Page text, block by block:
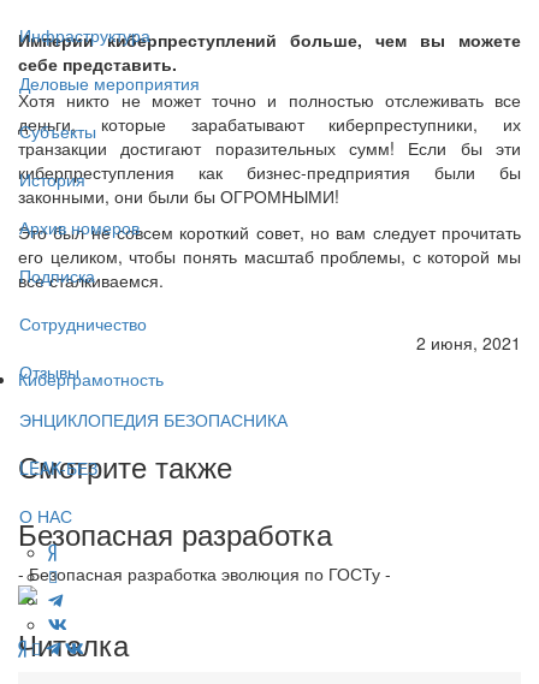
Инфраструктура
Деловые мероприятия
Субъекты
История
Архив номеров
Подписка
Сотрудничество
Отзывы
ЭНЦИКЛОПЕДИЯ БЕЗОПАСНИКА
LEAK-БЕЗ
О НАС
Империи киберпреступлений больше, чем вы можете
себе представить.
Хотя никто не может точно и полностью отслеживать все
деньги, которые зарабатывают киберпреступники, их
транзакции достигают поразительных сумм! Если бы эти
киберпреступления как бизнес-предприятия были бы
законными, они были бы ОГРОМНЫМИ!
Это был не совсем короткий совет, но вам следует прочитать
его целиком, чтобы понять масштаб проблемы, с которой мы
все сталкиваемся.
2 июня, 2021
Киберграмотность
Смотрите также
Безопасная разработка
- Безопасная разработка эволюция по ГОСТу -
Читалка